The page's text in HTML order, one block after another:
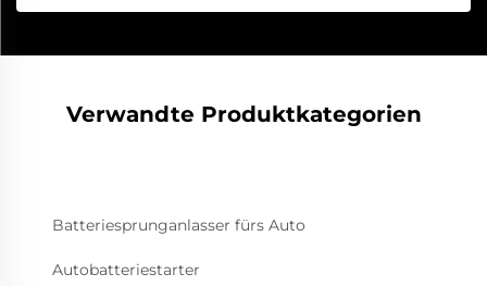
Verwandte Produktkategorien
Batteriesprunganlasser fürs Auto
Autobatteriestarter